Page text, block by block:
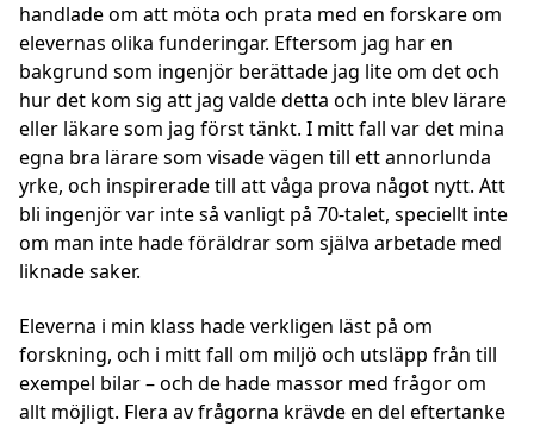
handlade om att möta och prata med en forskare om
elevernas olika funderingar. Eftersom jag har en
bakgrund som ingenjör berättade jag lite om det och
hur det kom sig att jag valde detta och inte blev lärare
eller läkare som jag först tänkt. I mitt fall var det mina
egna bra lärare som visade vägen till ett annorlunda
yrke, och inspirerade till att våga prova något nytt. Att
bli ingenjör var inte så vanligt på 70-talet, speciellt inte
om man inte hade föräldrar som själva arbetade med
liknade saker.
Eleverna i min klass hade verkligen läst på om
forskning, och i mitt fall om miljö och utsläpp från till
exempel bilar – och de hade massor med frågor om
allt möjligt. Flera av frågorna krävde en del eftertanke